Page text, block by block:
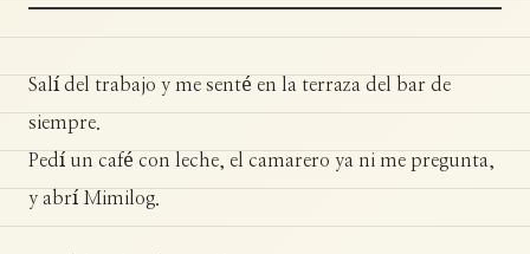
Salí del trabajo y me senté en la terraza del bar de
siempre.
Pedí un café con leche, el camarero ya ni me pregunta,
y abrí Mimilog.